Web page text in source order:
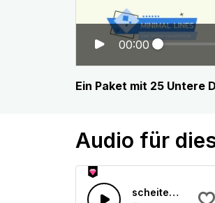
00:00
Ein Paket mit 25 Untere
Audio für
scheitern 22